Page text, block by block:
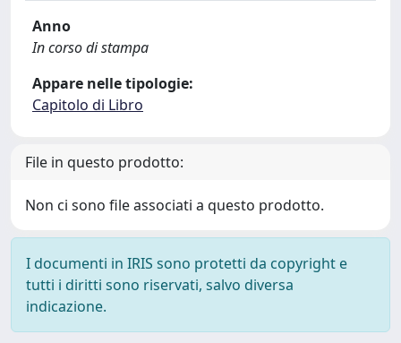
Anno
In corso di stampa
Appare nelle tipologie:
Capitolo di Libro
File in questo prodotto:
Non ci sono file associati a questo prodotto.
I documenti in IRIS sono protetti da copyright e
tutti i diritti sono riservati, salvo diversa
indicazione.